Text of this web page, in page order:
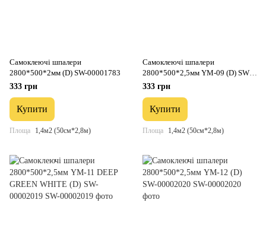
Самоклеючі шпалери
2800*500*2мм (D) SW-00001783
333 грн
Купити
Площа 1,4м2 (50см*2,8м)
Самоклеючі шпалери
2800*500*2,5мм YM-09 (D) SW-
00002018
333 грн
Купити
Площа 1,4м2 (50см*2,8м)